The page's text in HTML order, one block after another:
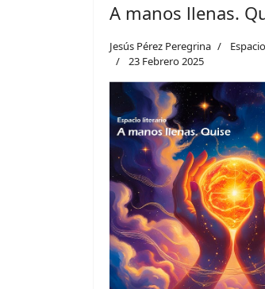
A manos llenas.
Jesús Pérez Peregrina
23 Febrero 2025